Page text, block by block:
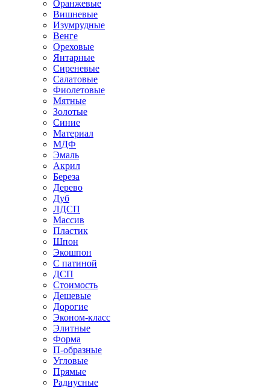
Оранжевые
Вишневые
Изумрудные
Венге
Ореховые
Янтарные
Сиреневые
Салатовые
Фиолетовые
Мятные
Золотые
Синие
Материал
МДФ
Эмаль
Акрил
Береза
Дерево
Дуб
ЛДСП
Массив
Пластик
Шпон
Экошпон
С патиной
ДСП
Стоимость
Дешевые
Дорогие
Эконом-класс
Элитные
Форма
П-образные
Угловые
Прямые
Радиусные